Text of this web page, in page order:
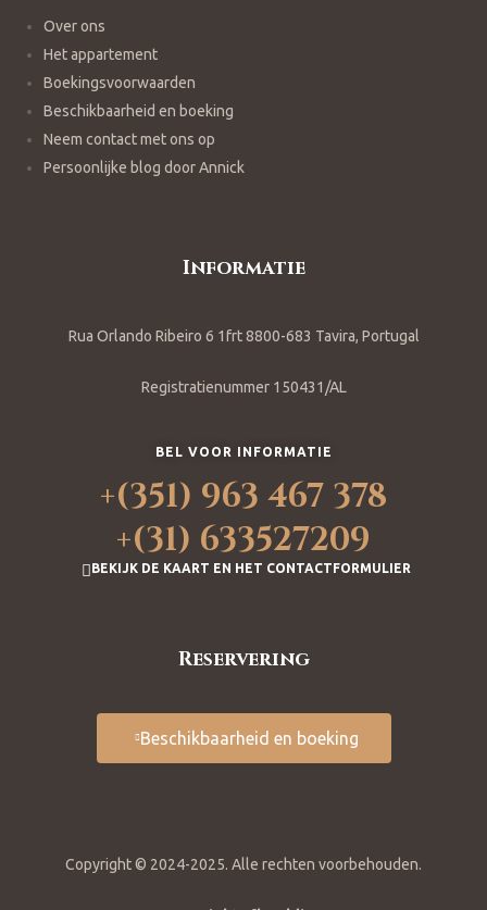
Over ons
Het appartement
Boekingsvoorwaarden
Beschikbaarheid en boeking
Neem contact met ons op
Persoonlijke blog door Annick
Informatie
Rua Orlando Ribeiro 6 1frt 8800-683 Tavira, Portugal
Registratienummer 150431/AL
BEL VOOR INFORMATIE
+(351) 963 467 378
+(31) 633527209
BEKIJK DE KAART EN HET CONTACTFORMULIER
Reservering
Beschikbaarheid en boeking
Copyright © 2024-2025. Alle rechten voorbehouden.